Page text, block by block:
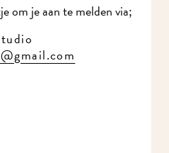
om je aan te melden via;